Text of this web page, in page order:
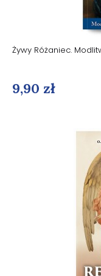
Żywy Różaniec.
9,90 zł